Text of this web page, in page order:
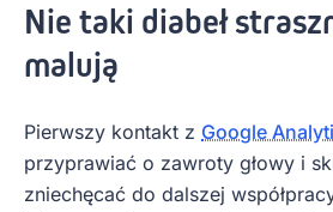
Nie taki diabeł
malują
Pierwszy kontakt z Google
przyprawiać o zawroty głowy i
zniechęcać do dalszej